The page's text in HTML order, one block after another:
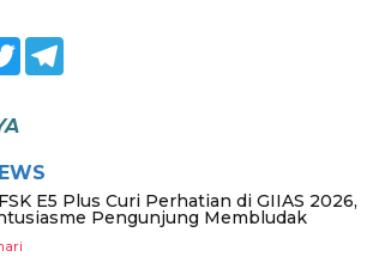
Twitter
E5 Plus Curi Perhatian di GIIAS 2026,
Pengunjung Membludak